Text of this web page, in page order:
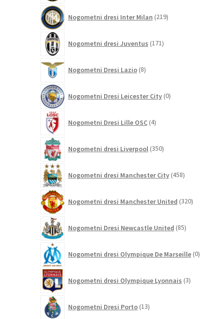
Nogometni dresi Inter Milan 219izdelkov
Nogometni dresi Juventus 171izdelkov
Nogometni Dresi Lazio 8izdelkov
Nogometni Dresi Leicester City 0izdelkov
Nogometni Dresi Lille OSC 4izdelki
Nogometni dresi Liverpool 350izdelkov
Nogometni dresi Manchester City 458izdelkov
Nogometni dresi Manchester United 320izdelkov
Nogometni Dresi Newcastle United 85izdelkov
Nogometni dresi Olympique De Marseille 0
Nogometni dresi Olympique Lyonnais 3izdelki
Nogometni Dresi Porto 13izdelkov